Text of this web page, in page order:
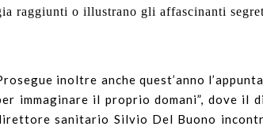
raggiunti o illustrano gli affascinanti
inoltre anche quest’anno
immaginare il proprio domani”, dove
sanitario Silvio Del Buono